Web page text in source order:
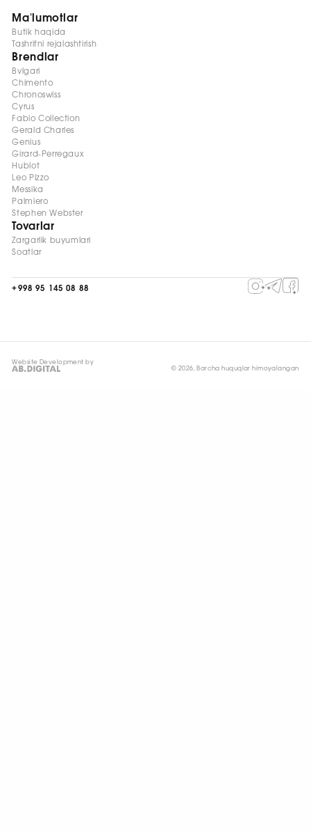
Ma'lumotlar
Butik haqida
Tashrifni rejalashtirish
Brendlar
Bvlgari
Chimento
Chronoswiss
Cyrus
Fabio Collection
Gerald Charles
Genius
Girard-Perregaux
Hublot
Leo Pizzo
Messika
Palmiero
Stephen Webster
Tovarlar
Zargarlik buyumlari
Soatlar
+998 95 145 08 88
Website Development by
© 2026, Barcha huquqlar himoyalangan